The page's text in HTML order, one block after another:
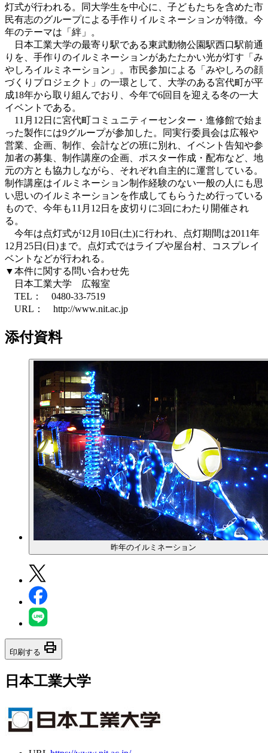
灯式が行われる。同大学生を中心に、子どもたちを含めた市
民有志のグループによる手作りイルミネーションが特徴。今
年のテーマは「絆」。
日本工業大学の最寄り駅である東武動物公園駅西口駅前通
りを、手作りのイルミネーションがあたたかい光が灯す「み
やしろイルミネーション」。市民参加による「みやしろの顔
づくりプロジェクト」の一環として、大学のある宮代町が平
成18年から取り組んでおり、今年で6回目を迎える冬の一大
イベントである。
11月12日に宮代町コミュニティーセンター・進修館で始ま
った製作には9グループが参加した。同実行委員会は広報や
営業、企画、制作、会計などの班に別れ、イベント告知や参
加者の募集、制作講座の企画、ポスター作成・配布など、地
元の方とも協力しながら、それぞれ自主的に運営している。
制作講座はイルミネーション制作経験のない一般の人にも思
い思いのイルミネーションを作成してもらうため行っている
もので、今年も11月12日を皮切りに3回にわたり開催され
る。
今年は点灯式が12月10日(土)に行われ、点灯期間は2011年
12月25日(日)まで。点灯式ではライブや屋台村、コスプレイ
ベントなどが行われる。
▼本件に関する問い合わせ先
日本工業大学 広報室
TEL： 0480-33-7519
URL： http://www.nit.ac.jp
添付資料
昨年のイルミネーション
印刷する print
日本工業大学